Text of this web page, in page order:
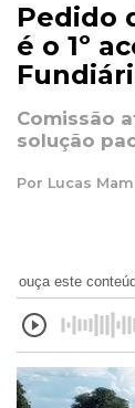
Pedido
é o 1º
Comissão
solução
Por Lucas
ouça este